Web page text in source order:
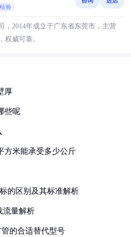
验
，2014年成立于广东省东莞市，主营
权威可靠。
厚
些呢
方米能承受多少公斤
的区别及其标准解析
流量解析
管的合适替代型号